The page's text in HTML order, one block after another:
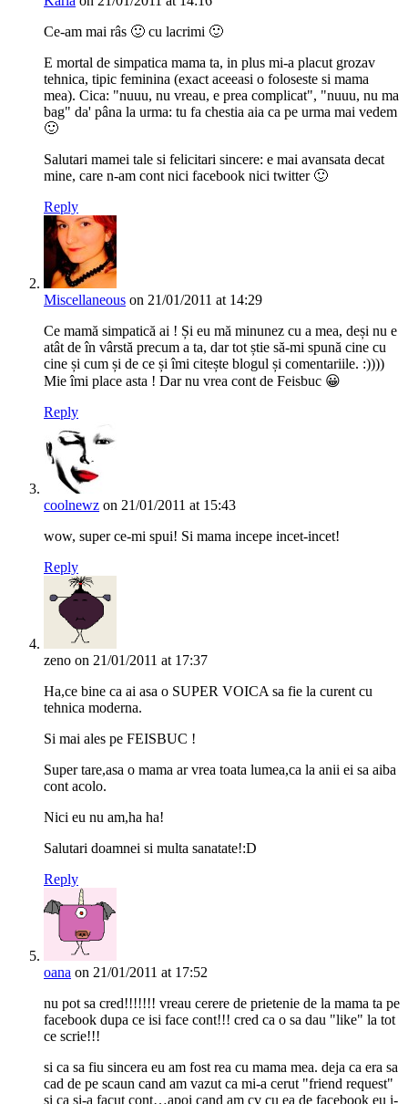
Ce-am mai râs 🙂 cu lacrimi 🙂
E mortal de simpatica mama ta, in plus mi-a placut grozav
tehnica, tipic feminina (exact aceeasi o foloseste si mama
mea). Cica: "nuuu, nu vreau, e prea complicat", "nuuu, nu ma
bag" da' pâna la urma: tu fa chestia aia ca pe urma mai vedem
🙂
Salutari mamei tale si felicitari sincere: e mai avansata decat
mine, care n-am cont nici facebook nici twitter 🙂
Reply
Miscellaneous on 21/01/2011 at 14:29
Ce mamă simpatică ai ! Și eu mă minunez cu a mea, deși nu e
atât de în vârstă precum a ta, dar tot știe să-mi spună cine cu
cine și cum și de ce și îmi citește blogul și comentariile. :))))
Mie îmi place asta ! Dar nu vrea cont de Feisbuc 😀
Reply
coolnewz on 21/01/2011 at 15:43
wow, super ce-mi spui! Si mama incepe incet-incet!
Reply
zeno on 21/01/2011 at 17:37
Ha,ce bine ca ai asa o SUPER VOICA sa fie la curent cu
tehnica moderna.
Si mai ales pe FEISBUC !
Super tare,asa o mama ar vrea toata lumea,ca la anii ei sa aiba
cont acolo.
Nici eu nu am,ha ha!
Salutari doamnei si multa sanatate!:D
Reply
oana on 21/01/2011 at 17:52
nu pot sa cred!!!!!!! vreau cerere de prietenie de la mama ta pe
facebook dupa ce isi face cont!!! cred ca o sa dau "like" la tot
ce scrie!!!
si ca sa fiu sincera eu am fost rea cu mama mea. deja ca era sa
cad de pe scaun cand am vazut ca mi-a cerut "friend request"
si ca si-a facut cont…apoi cand am cv cu ea de facebook eu i-